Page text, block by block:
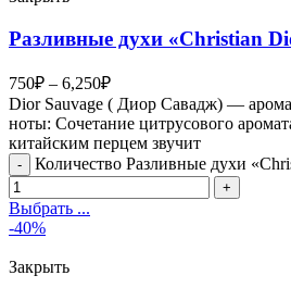
Разливные духи «Christian
750₽ – 6,250₽
Dior Sauvage ( Диор Савадж) —
ноты: Сочетание цитрусового
китайским перцем звучит
Количество Разливные духи
Выбрать ...
-40%
Закрыть